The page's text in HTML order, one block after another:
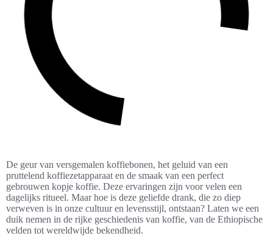
De geur van versgemalen koffiebonen, het geluid van een
pruttelend koffiezetapparaat en de smaak van een perfect
gebrouwen kopje koffie. Deze ervaringen zijn voor velen een
dagelijks ritueel. Maar hoe is deze geliefde drank, die zo diep
verweven is in onze cultuur en levensstijl, ontstaan? Laten we een
duik nemen in de rijke geschiedenis van koffie, van de Ethiopische
velden tot wereldwijde bekendheid.